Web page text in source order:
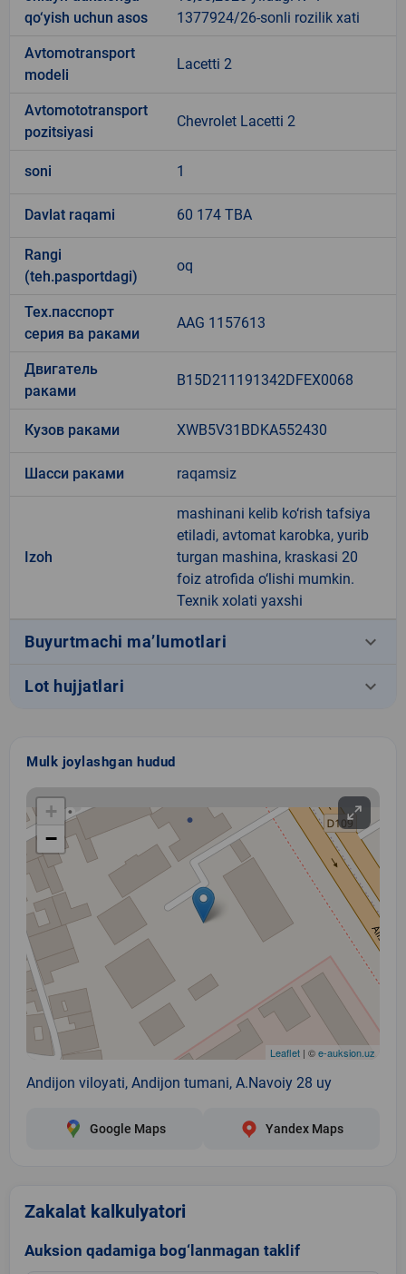
qo‘yish uchun asos
1377924/26-sonli rozilik xati
Avtomotransport
modeli
Lacetti 2
Avtomototransport
pozitsiyasi
Chevrolet Lacetti 2
soni 1
Davlat raqami 60 174 TBA
Rangi
(teh.pasportdagi)
oq
Тех.пасспорт
серия ва раками
AAG 1157613
Двигатель
раками
B15D211191342DFEX0068
Кузов раками XWB5V31BDKA552430
Шасси раками raqamsiz
Izoh
mashinani kelib ko‘rish tafsiya
etiladi, avtomat karobka, yurib
turgan mashina, kraskasi 20
foiz atrofida o‘lishi mumkin.
Texnik xolati yaxshi
Buyurtmachi ma’lumotlari keyboard_arrow_down
Lot hujjatlari keyboard_arrow_down
Mulk joylashgan hudud
+
−
Leaflet | ©e-auksion.uz
Andijon viloyati, Andijon tumani, A.Navoiy 28 uy
Google Maps Yandex Maps
Zakalat kalkulyatori
Auksion qadamiga bog‘lanmagan taklif